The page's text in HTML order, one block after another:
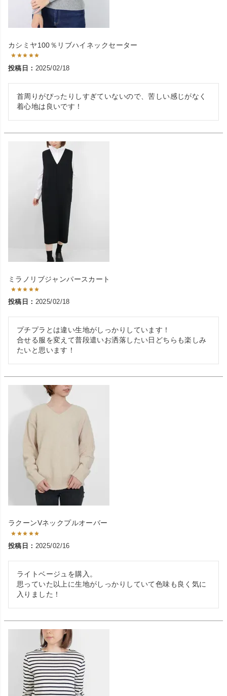
カシミヤ100％リブハイネックセーター
投稿日 2025/02/18
首周りがぴったりしすぎていないので、苦しい感じがなく
着心地は良いです！
ミラノリブジャンパースカート
投稿日 2025/02/18
プチプラとは違い生地がしっかりしています！
合せる服を変えて普段遣いお洒落したい日どちらも楽しみ
たいと思います！
ラクーンVネックプルオーバー
投稿日 2025/02/16
ライトベージュを購入。
思っていた以上に生地がしっかりしていて色味も良く気に
入りました！